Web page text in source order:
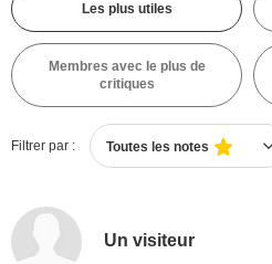
Les plus utiles
Membres avec le plus de
critiques
Filtrer par : Toutes les notes
Un visiteur